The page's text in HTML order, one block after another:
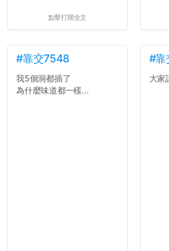
點擊打開全文
#靠交7548
我5個洞都插了
為什麼味道都一樣...
#靠
大家